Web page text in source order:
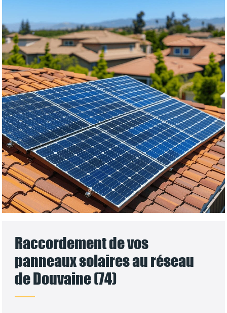
Raccordement de vos
panneaux solaires au réseau
de Douvaine (74)